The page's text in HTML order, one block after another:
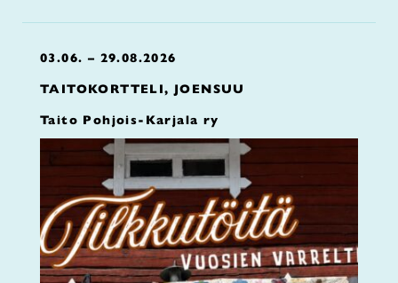
03.06. – 29.08.2026
TAITOKORTTELI, JOENSUU
Taito Pohjois-Karjala ry